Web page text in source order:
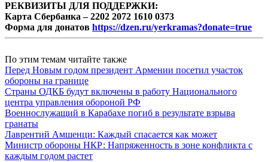
РЕКВИЗИТЫ ДЛЯ ПОДДЕРЖКИ:
Карта Сбербанка – 2202 2072 1610 0373
Форма для донатов https://dzen.ru/yerkramas?donate=true
По этим темам читайте также
Перед Новым годом президент Армении посетил участок
обороны на границе
Страны ОДКБ будут включены в работу Национального
центра управления обороной РФ
Военнослужащий в Карабахе погиб в результате взрыва
гранаты
Лаврентий Амшенци: Каждый спасается как может
Министр обороны НКР: Напряженность в зоне конфликта с
каждым годом растет